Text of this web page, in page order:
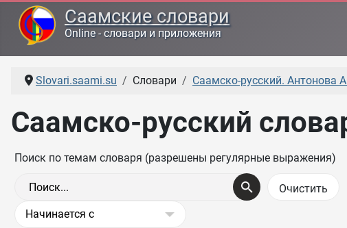
Саамские словари
Online - словари и приложения
Slovari.saami.su Словари Саамско-русский. Антонова
Саамско-русский
Поиск по темам словаря (разрешены регулярные выражения)